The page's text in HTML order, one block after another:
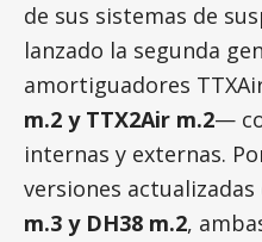
de sus sistemas de
lanzado la segunda
amortiguadores
m.2 y TTX2Air m.2—
internas y externas.
versiones
m.3 y DH38 m.2,